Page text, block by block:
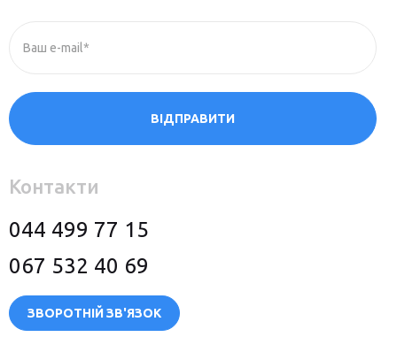
Ваш e-mail*
ВІДПРАВИТИ
Контакти
044 499 77 15
067 532 40 69
ЗВОРОТНІЙ ЗВ'ЯЗОК